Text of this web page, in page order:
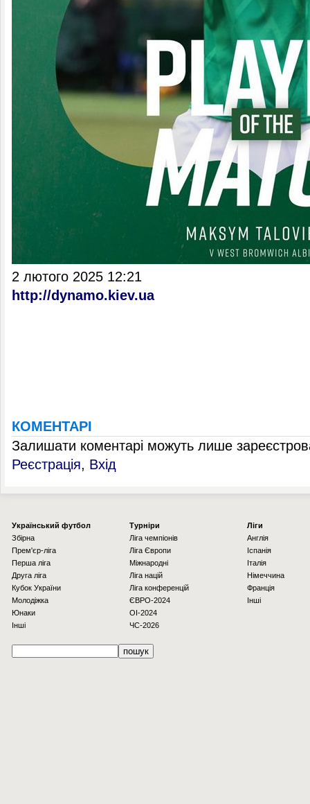
2 лютого 2025 12:21
http://dynamo.kiev.ua
КОМЕНТАРІ
Залишати коментарі можуть лише
Реєстрація, Вхід
Українcький футбол
Збірна
Прем'єр-ліга
Перша ліга
Друга ліга
Кубок України
Молодіжка
Юнаки
Інші
Турніри
Ліга чемпіонів
Ліга Європи
Міжнародні
Ліга націй
Ліга конференцій
ЄВРО-2024
OI-2024
ЧС-2026
Ліги
Англія
Іспанія
Італія
Німеччина
Франція
Інші